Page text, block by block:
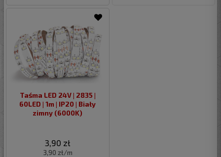
Taśma LED 24V | 2835 |
60LED | 1m | IP20 | Biały
zimny (6000K)
3,90 zł
3,90 zł/m